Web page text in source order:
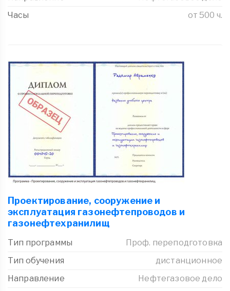
Часы
от 500 ч.
Проектирование, сооружение и
эксплуатация газонефтепроводов и
газонефтехранилищ
Тип программы
Проф. переподготовка
Тип обучения
дистанционное
Направление
Нефтегазовое дело